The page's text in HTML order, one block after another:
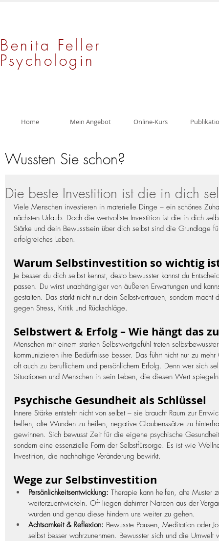
Benita Feller
Psychologin
Home Mein Angebot Online-Kurs
Wussten Sie schon?
Die beste Investition ist die in dich
Viele Menschen investieren in materielle Dinge – ein schönes
nächsten Urlaub. Doch die wertvollste Investition ist die in dich
Stärke und dein Bewusstsein über dich selbst sind die Grundlage
erfolgreiches Leben.
Warum Selbstinvestition so wichtig
Je besser du dich selbst kennst, desto bewusster kannst du
passen. Du wirst unabhängiger von äußeren Erwartungen und
gestalten. Das stärkt nicht nur dein Selbstvertrauen, sondern
gegen Stress, Kritik und Rückschläge.
Selbstwert & Erfolg – Wie hängt das
Menschen mit einem starken Selbstwertgefühl treten
kommunizieren ihre Bedürfnisse besser. Das führt nicht nur zu
oft auch zu beruflichem und persönlichem Erfolg. Denn wer sich
Situationen und Menschen in sein Leben, die diesen Wert
Psychische Gesundheit als Schlüssel
Innere Stärke entsteht nicht von selbst – sie braucht Raum zur
helfen, alte Wunden zu heilen, negative Glaubenssätze zu
gewinnen. Sich bewusst Zeit für die eigene psychische
sondern eine essenzielle Form der Selbstfürsorge. Es ist wie
Investition, die nachhaltige Veränderung bewirkt.
Wege zur Selbstinvestition
Persönlichkeitsentwicklung: Therapie kann helfen, alte Muster
weiterzuentwickeln. Oft liegen dahinter Narben aus der
wurden und genau diese hindern uns weiter zu gehen.
Achtsamkeit & Reflexion: Bewusste Pausen, Meditation oder
selbst besser wahrzunehmen. Bewusster sich und die